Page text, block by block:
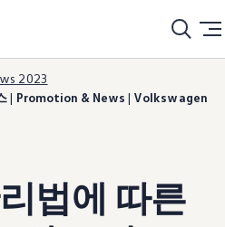
터리
기차 전용 플랫폼 (MEB)
이클 진단
2023
| Promotion & News | Volkswagen
법에 따른